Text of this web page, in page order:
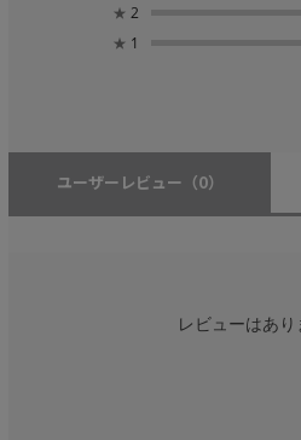
★ 2
★ 1
ユーザーレビュー （0）
レビューはあり